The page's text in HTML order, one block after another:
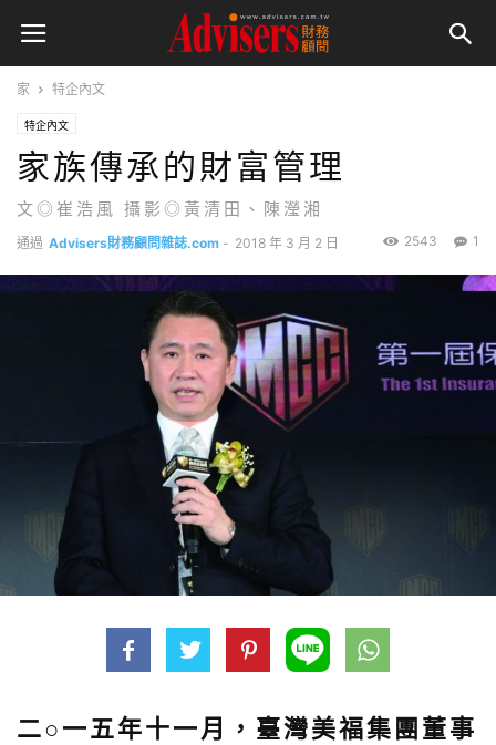
家 特企內文
特企內文
家族傳承的財富管理
文◎崔浩風 攝影◎黃清田、陳瀅湘
通過 Advisers財務顧問雜誌.com - 2018 年 3 月 2 日 1
2543
二○一五年十一月，臺灣美福集團董事